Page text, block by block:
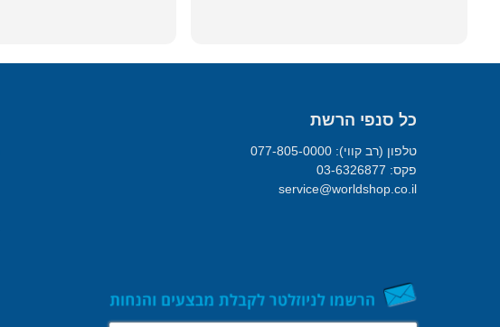
כל סנפי הרשת
טלפון (רב קווי): 077-805-0000
פקס: 03-6326877
service@worldshop.co.il